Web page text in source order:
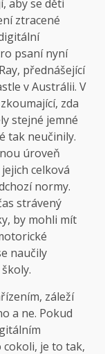
aby se děti
ztracené
psaní nyní
přednášející
v Austrálii. V
zda
stejné jemné
tak neučinily.
úroveň
celková
normy.
strávený
by mohli mít
naučily
záleží
a ne. Pokud
je to tak,